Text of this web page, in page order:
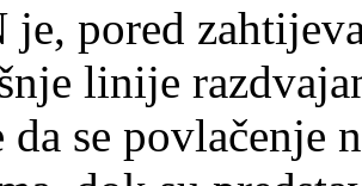
pored
linije
da se povlačenje